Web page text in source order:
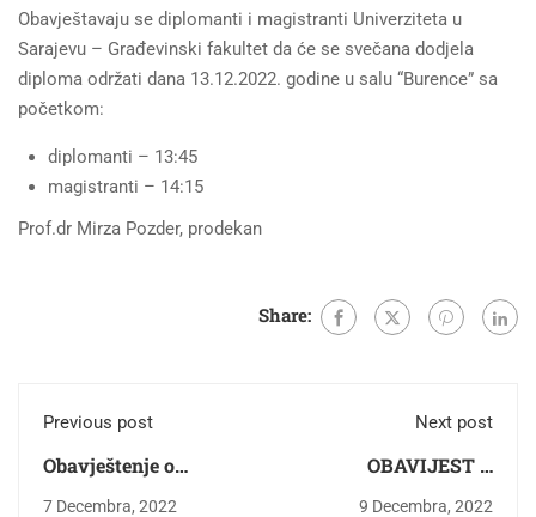
Obavještavaju se diplomanti i magistranti Univerziteta u
Sarajevu – Građevinski fakultet da će se svečana dodjela
diploma održati dana 13.12.2022. godine u salu “Burence” sa
početkom:
diplomanti – 13:45
magistranti – 14:15
Prof.dr Mirza Pozder, prodekan
Share:
Previous post
Obavještenje o
prezentaciji radne
7 Decembra, 2022
Next post
OBAVIJEST O
ODBRANI Završnog /
9 Decembra, 2022